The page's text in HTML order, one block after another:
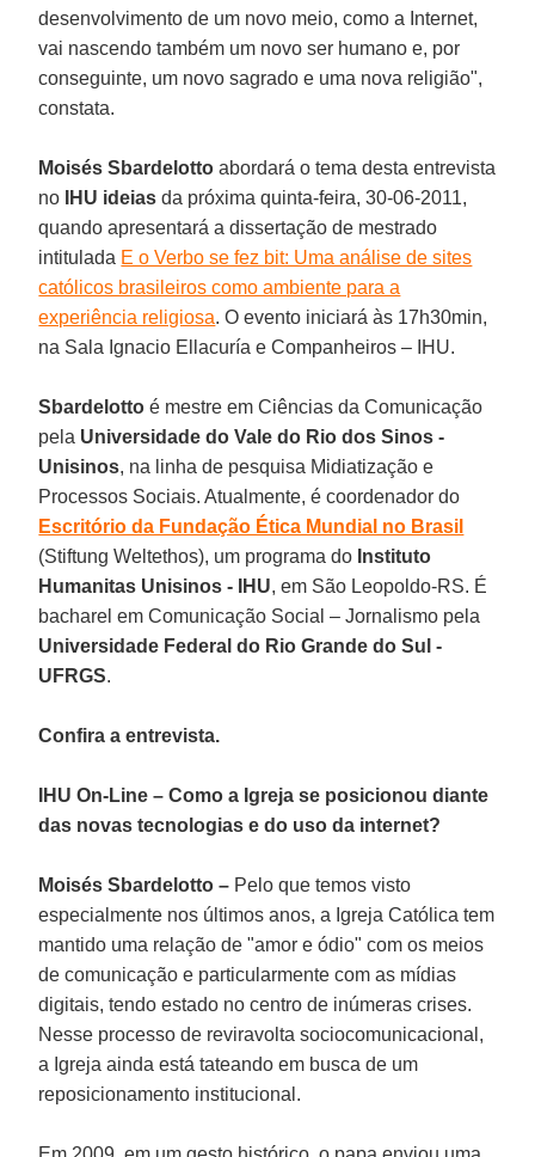
desenvolvimento de um novo meio, como a Internet,
vai nascendo também um novo ser humano e, por
conseguinte, um novo sagrado e uma nova religião",
constata.
Moisés Sbardelotto abordará o tema desta entrevista
no
IHU ideias da próxima quinta-feira, 30-06-2011,
quando apresentará a dissertação de mestrado
intitulada E o Verbo se fez bit: Uma análise de sites
católicos brasileiros como ambiente para a
experiência religiosa. O evento iniciará às 17h30min,
na Sala Ignacio Ellacuría e Companheiros – IHU.
Sbardelotto é mestre em Ciências da Comunicação
pela Universidade do Vale do Rio dos Sinos -
Unisinos, na linha de pesquisa Midiatização e
Processos Sociais. Atualmente, é coordenador do
Escritório da Fundação Ética Mundial no Brasil
(Stiftung Weltethos), um programa do Instituto
Humanitas Unisinos - IHU, em São Leopoldo-RS. É
bacharel em Comunicação Social – Jornalismo pela
Universidade Federal do Rio Grande do Sul -
UFRGS.
Confira a entrevista.
IHU On-Line – Como a Igreja se posicionou diante
das novas tecnologias e do uso da internet?
Moisés Sbardelotto – Pelo que temos visto
especialmente nos últimos anos, a Igreja Católica tem
mantido uma relação de "amor e ódio" com os meios
de comunicação e particularmente com as mídias
digitais, tendo estado no centro de inúmeras crises.
Nesse processo de reviravolta sociocomunicacional,
a Igreja ainda está tateando em busca de um
reposicionamento institucional.